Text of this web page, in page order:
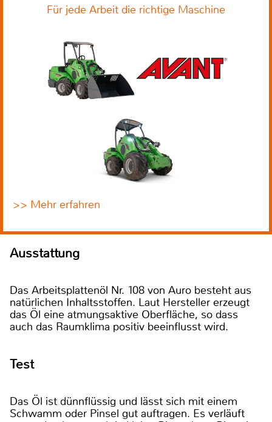
Für jede Arbeit die richtige Maschine
>> Mehr erfahren
Ausstattung
Das Arbeitsplattenöl Nr. 108 von Auro besteht aus
natürlichen Inhaltsstoffen. Laut Hersteller erzeugt
das Öl eine atmungsaktive Oberfläche, so dass
auch das Raumklima positiv beeinflusst wird.
Test
Das Öl ist dünnflüssig und lässt sich mit einem
Schwamm oder Pinsel gut auftragen. Es verläuft